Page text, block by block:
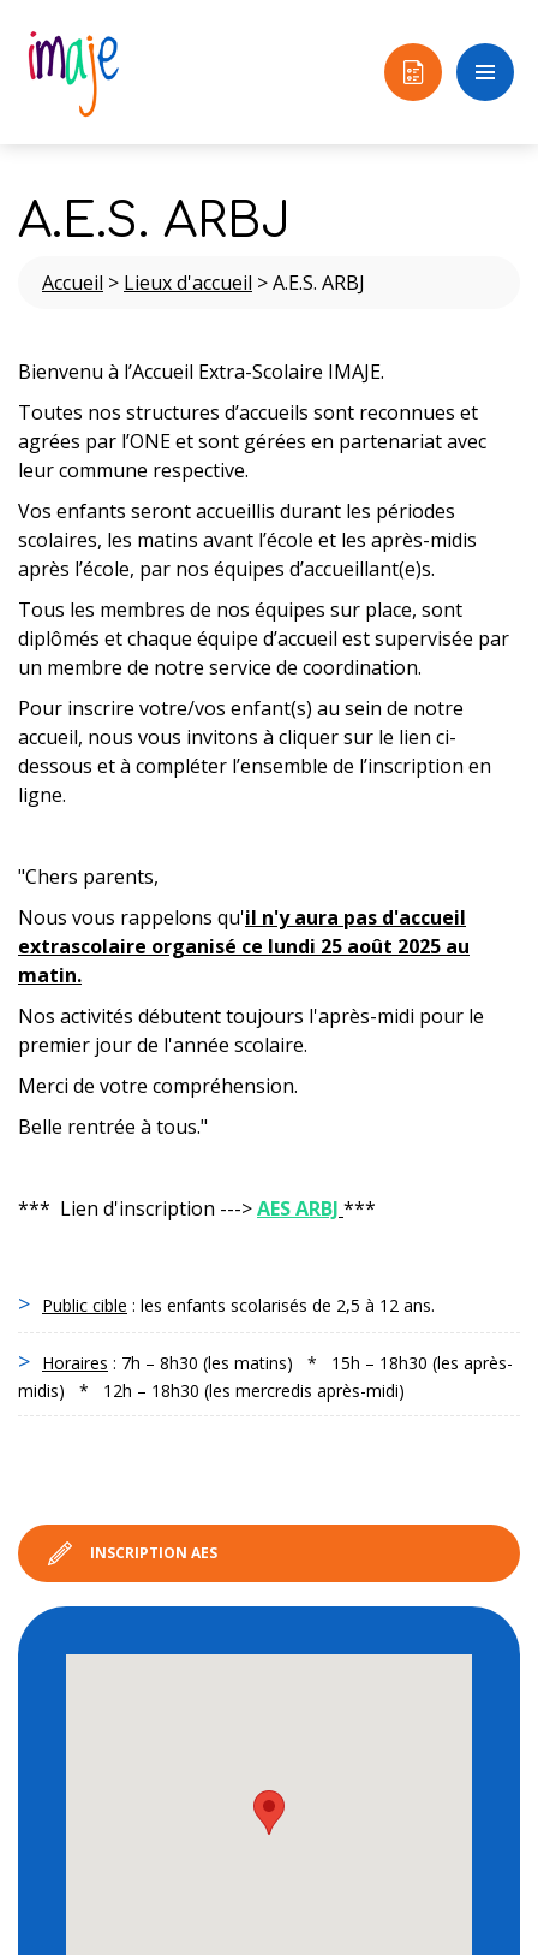
A.E.S. ARBJ
Accueil > Lieux d'accueil >A.E.S. ARBJ
Bienvenu à l’Accueil Extra-Scolaire IMAJE.
Toutes nos structures d’accueils sont reconnues et
agrées par l’ONE et sont gérées en partenariat avec
leur commune respective.
Vos enfants seront accueillis durant les périodes
scolaires, les matins avant l’école et les après-midis
après l’école, par nos équipes d’accueillant(e)s.
Tous les membres de nos équipes sur place, sont
diplômés et chaque équipe d’accueil est supervisée par
un membre de notre service de coordination.
Pour inscrire votre/vos enfant(s) au sein de notre
accueil, nous vous invitons à cliquer sur le lien ci-
dessous et à compléter l’ensemble de l’inscription en
ligne.
"Chers parents,
Nous vous rappelons qu'il n'y aura pas d'accueil
extrascolaire organisé ce lundi 25 août 2025 au
matin.
Nos activités débutent toujours l'après-midi pour le
premier jour de l'année scolaire.
Merci de votre compréhension.
Belle rentrée à tous."
*** Lien d'inscription --->AES ARBJ ***
Public cible : les enfants scolarisés de 2,5 à 12 ans.
Horaires : 7h – 8h30 (les matins) * 15h – 18h30 (les après-
midis) * 12h – 18h30 (les mercredis après-midi)
INSCRIPTION AES